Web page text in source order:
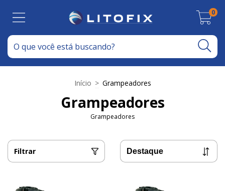
0
Início > Grampeadores
Grampeadores
Grampeadores
Filtrar